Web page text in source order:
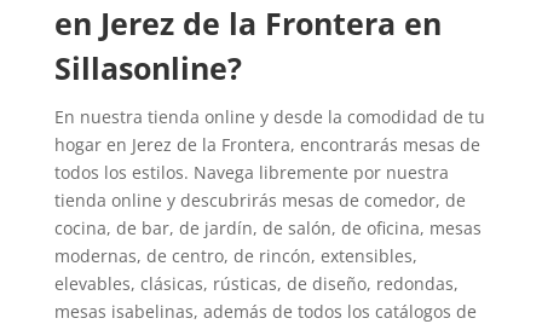
en Jerez de la Frontera en
Sillasonline?
En nuestra tienda online y desde la comodidad de tu
hogar en Jerez de la Frontera, encontrarás mesas de
todos los estilos. Navega libremente por nuestra
tienda online y descubrirás mesas de comedor, de
cocina, de bar, de jardín, de salón, de oficina, mesas
modernas, de centro, de rincón, extensibles,
elevables, clásicas, rústicas, de diseño, redondas,
mesas isabelinas, además de todos los catálogos de